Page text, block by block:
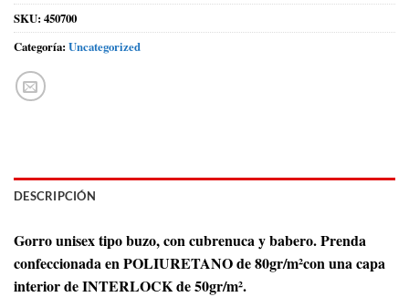
SKU: 450700
Categoría: Uncategorized
DESCRIPCIÓN
Gorro unisex tipo buzo, con cubrenuca y babero. Prenda
confeccionada en POLIURETANO de 80gr/m²con una capa
interior de INTERLOCK de 50gr/m².